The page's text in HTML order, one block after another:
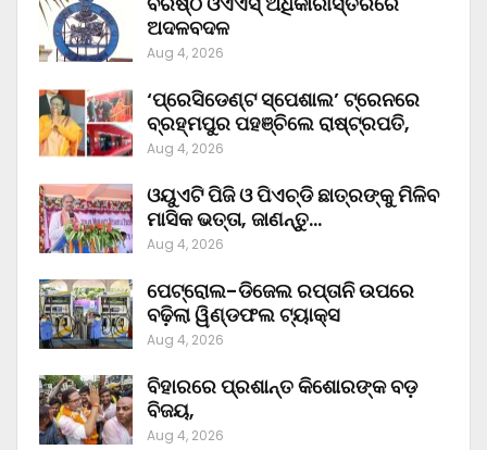
ଅଦଳବଦଳ
Aug 4, 2026
‘ପ୍ରେସିଡେଣ୍ଟ ସ୍ପେଶାଲ’ ଟ୍ରେନରେ
ବ୍ରହ୍ମପୁର ପହଞ୍ଚିଲେ ରାଷ୍ଟ୍ରପତି,
Aug 4, 2026
ଓୟୁଏଟି ପିଜି ଓ ପିଏଚ୍‌ଡି ଛାତ୍ରଙ୍କୁ ମିଳିବ
ମାସିକ ଭତ୍ତା, ଜାଣନ୍ତୁ…
Aug 4, 2026
ପେଟ୍ରୋଲ-ଡିଜେଲ ରପ୍ତାନି ଉପରେ
ବଢ଼ିଲା ୱିଣ୍ଡଫଲ ଟ୍ୟାକ୍ସ
Aug 4, 2026
ବିହାରରେ ପ୍ରଶାନ୍ତ କିଶୋରଙ୍କ ବଡ଼
ବିଜୟ,
Aug 4, 2026